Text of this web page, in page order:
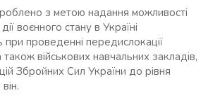
з метою надання можливості
воєнного стану в Україні
проведенні передислокації
також військових навчальних закладів,
Збройних Сил України до рівня